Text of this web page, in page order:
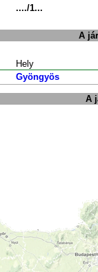
..../1...
A
Hely
Gyöngyös
A